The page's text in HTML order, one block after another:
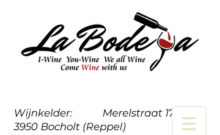
Wijnkelder: Merelstraat 17a -
3950 Bocholt (Reppel)